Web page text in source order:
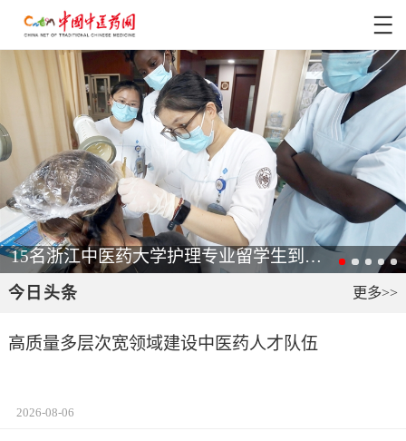
15名浙江中医药大学护理专业留学生到浙江中医药大学附属第一医院进行跟师学习
今日头条 更多>>
高质量多层次宽领域建设中医药人才队伍
2026-08-06